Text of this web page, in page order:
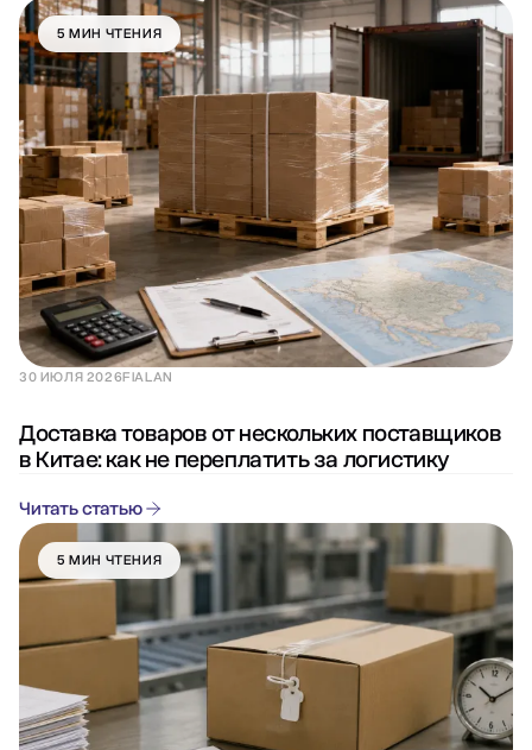
5 МИН ЧТЕНИЯ
30 ИЮЛЯ 2026FIALAN
Доставка товаров от нескольких поставщиков
в Китае: как не переплатить за логистику
Читать статью
5 МИН ЧТЕНИЯ